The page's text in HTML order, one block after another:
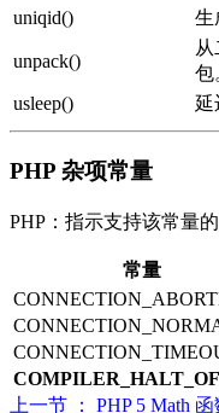
uniqid()
生
unpack()
包
usleep() 延
PHP 杂项常量
PHP：指示支持该常量的
常量
上一节 ： PHP 5 Math 函